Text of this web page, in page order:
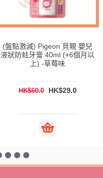
(盤點激減) Pigeon 貝親 嬰兒
液狀防蛀牙膏 40ml (+6個月以
上) -草莓味
HK$60.0 HK$29.0